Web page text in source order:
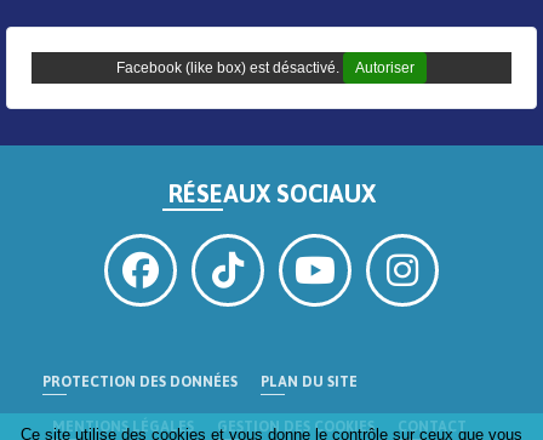
Facebook (like box) est désactivé. Autoriser
RÉSEAUX SOCIAUX
PROTECTION DES DONNÉES PLAN DU SITE
MENTIONS LÉGALES GESTION DES COOKIES CONTACT
Ce site utilise des cookies et vous donne le contrôle sur ceux que vous